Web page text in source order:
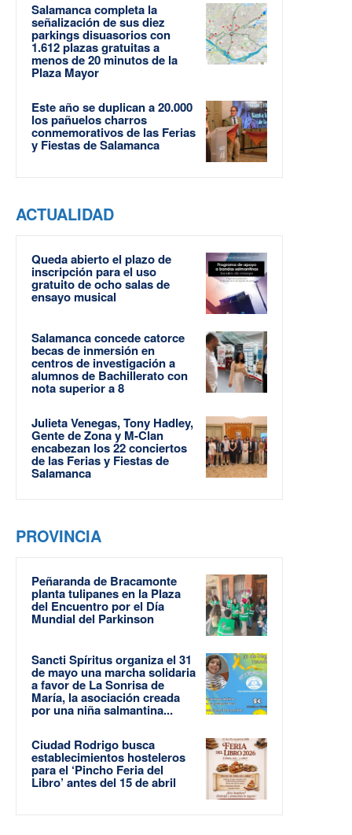
Salamanca completa la
señalización de sus diez
parkings disuasorios con
1.612 plazas gratuitas a
menos de 20 minutos de la
Plaza Mayor
Este año se duplican a 20.000
los pañuelos charros
conmemorativos de las Ferias
y Fiestas de Salamanca
ACTUALIDAD
Queda abierto el plazo de
inscripción para el uso
gratuito de ocho salas de
ensayo musical
Salamanca concede catorce
becas de inmersión en
centros de investigación a
alumnos de Bachillerato con
nota superior a 8
Julieta Venegas, Tony Hadley,
Gente de Zona y M-Clan
encabezan los 22 conciertos
de las Ferias y Fiestas de
Salamanca
PROVINCIA
Peñaranda de Bracamonte
planta tulipanes en la Plaza
del Encuentro por el Día
Mundial del Parkinson
Sancti Spíritus organiza el 31
de mayo una marcha solidaria
a favor de La Sonrisa de
María, la asociación creada
por una niña salmantina...
Ciudad Rodrigo busca
establecimientos hosteleros
para el ‘Pincho Feria del
Libro’ antes del 15 de abril